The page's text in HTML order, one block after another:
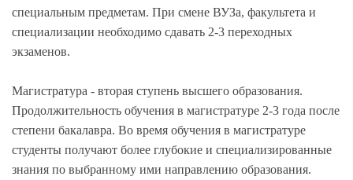
специальным предметам. При смене ВУЗа, факультета и
специализации необходимо сдавать 2-3 переходных
экзаменов.
Магистратура - вторая ступень высшего образования.
Продолжительность обучения в магистратуре 2-3 года после
степени бакалавра. Во время обучения в магистратуре
студенты получают более глубокие и специализированные
знания по выбранному ими направлению образования.